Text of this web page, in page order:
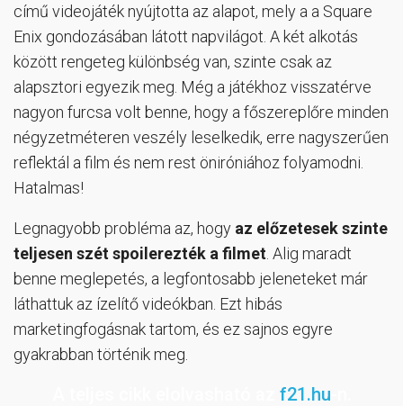
című videojáték nyújtotta az alapot, mely a a Square
Enix gondozásában látott napvilágot. A két alkotás
között rengeteg különbség van, szinte csak az
alapsztori egyezik meg. Még a játékhoz visszatérve
nagyon furcsa volt benne, hogy a főszereplőre minden
négyzetméteren veszély leselkedik, erre nagyszerűen
reflektál a film és nem rest öniróniához folyamodni.
Hatalmas!
Legnagyobb probléma az, hogy az előzetesek szinte
teljesen szét spoilerezték a filmet . Alig maradt
benne meglepetés, a legfontosabb jeleneteket már
láthattuk az ízelítő videókban. Ezt hibás
marketingfogásnak tartom, és ez sajnos egyre
gyakrabban történik meg.
f21.hu